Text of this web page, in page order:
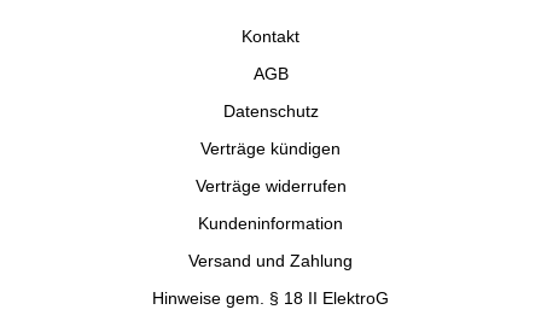
Kontakt
AGB
Datenschutz
Verträge kündigen
Verträge widerrufen
Kundeninformation
Versand und Zahlung
Hinweise gem. § 18 II ElektroG